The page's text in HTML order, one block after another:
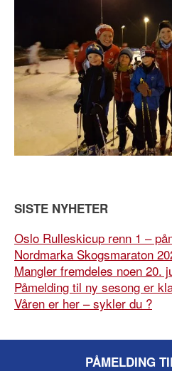
SISTE NYHETER
Oslo Rulleskicup renn 1 –
Nordmarka Skogsmaraton
Mangler fremdeles noen 20.
Påmelding til ny sesong er
Våren er her – sykler du ?
PÅMELDING